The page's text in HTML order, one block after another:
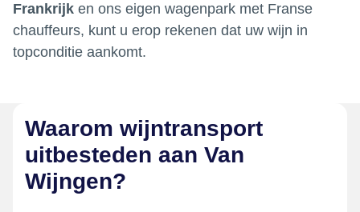
Frankrijk en ons eigen wagenpark met Franse
chauffeurs, kunt u erop rekenen dat uw wijn in
topconditie aankomt.
Waarom wijntransport
uitbesteden aan Van
Wijngen?